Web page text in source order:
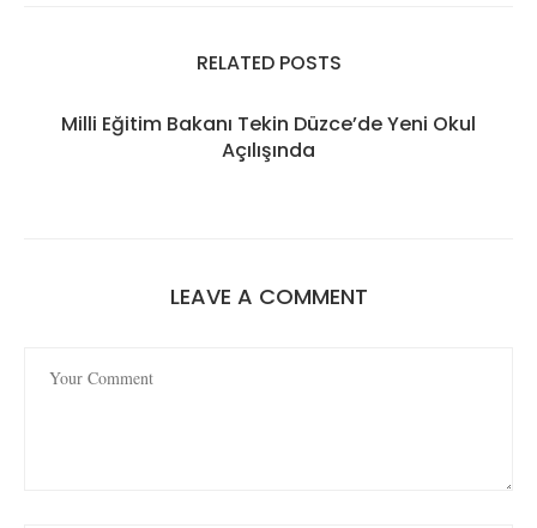
RELATED POSTS
Milli Eğitim Bakanı Tekin Düzce’de Yeni Okul
Açılışında
LEAVE A COMMENT